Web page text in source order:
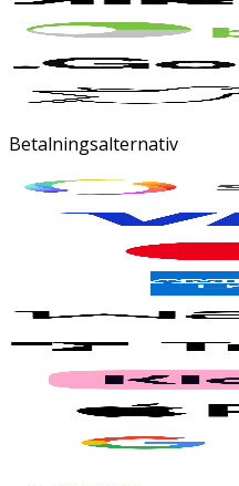
Betalningsalternativ